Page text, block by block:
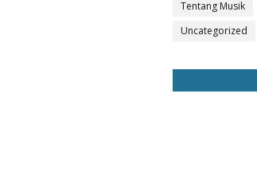
Tentang Musik
Uncategorized